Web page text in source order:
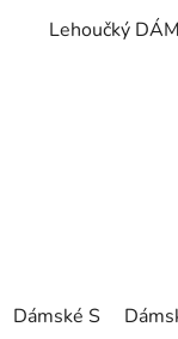
Lehoučký
Dámské S